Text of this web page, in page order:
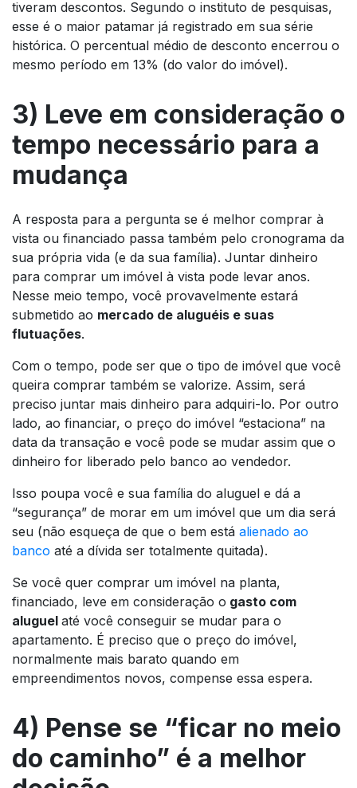
tiveram descontos. Segundo o instituto de pesquisas,
esse é o maior patamar já registrado em sua série
histórica. O percentual médio de desconto encerrou o
mesmo período em 13% (do valor do imóvel).
3) Leve em consideração o
tempo necessário para a
mudança
A resposta para a pergunta se é melhor comprar à
vista ou financiado passa também pelo cronograma da
sua própria vida (e da sua família). Juntar dinheiro
para comprar um imóvel à vista pode levar anos.
Nesse meio tempo, você provavelmente estará
submetido ao mercado de aluguéis e suas
flutuações.
Com o tempo, pode ser que o tipo de imóvel que você
queira comprar também se valorize. Assim, será
preciso juntar mais dinheiro para adquiri-lo. Por outro
lado, ao financiar, o preço do imóvel “estaciona” na
data da transação e você pode se mudar assim que o
dinheiro for liberado pelo banco ao vendedor.
Isso poupa você e sua família do aluguel e dá a
“segurança” de morar em um imóvel que um dia será
seu (não esqueça de que o bem está alienado ao
banco até a dívida ser totalmente quitada).
Se você quer comprar um imóvel na planta,
financiado, leve em consideração o gasto com
aluguel até você conseguir se mudar para o
apartamento. É preciso que o preço do imóvel,
normalmente mais barato quando em
empreendimentos novos, compense essa espera.
4) Pense se “ficar no meio
do caminho” é a melhor